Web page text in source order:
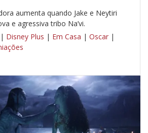
aumenta quando Jake e Neytiri
e agressiva tribo Na’vi.
| Disney Plus | Em Casa | Oscar |